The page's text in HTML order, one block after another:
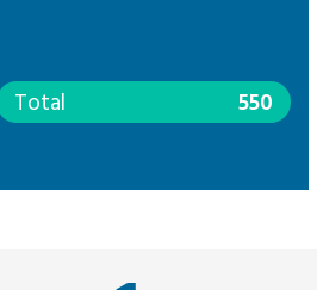
Total 550